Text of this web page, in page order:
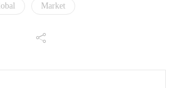
Market